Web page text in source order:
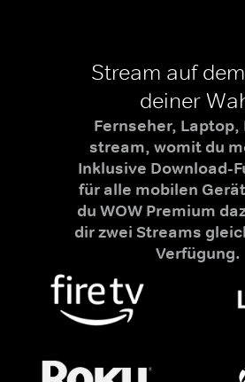
Stream auf
deiner
Fernseher, Laptop,
stream, womit du
Inklusive Download-
für alle mobilen
du WOW Premium
dir zwei Streams
Verfügung.